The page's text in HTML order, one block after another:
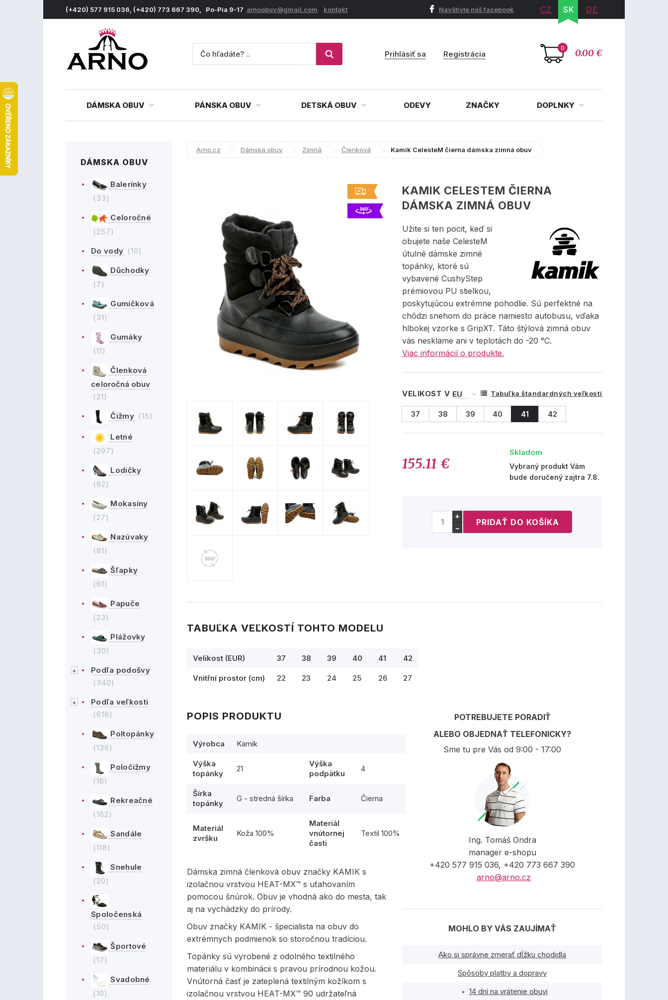
(+420) 577 915 036, (+420) 773 667 390, Po-Pia 9-17 arnoobuv@gmail.com kontakt Navštívte náš facebook CZ SK DE
0 0.00 €
Prihlásiť sa Registrácia
DÁMSKA OBUV PÁNSKA OBUV DETSKÁ OBUV ODEVY ZNAČKY DOPLNKY
DÁMSKA OBUV
Balerínky
(33)
Celoročné
(257)
Do vody (10)
Důchodky
(7)
Gumičková
(31)
Gumáky
(11)
Členková
celoročná obuv
(21)
Čižmy (15)
Letné
(297)
Lodičky
(92)
Mokasíny
(27)
Nazúvaky
(81)
Šľapky
(61)
Papuče
(23)
Plážovky
(30)
Podľa podošvy
(340)
Podľa veľkosti
(616)
Poltopánky
(136)
Poločižmy
(16)
Rekreačné
(162)
Sandále
(118)
Snehule
(20)
Spoločenská
(50)
Športové
(17)
Svadobné
(10)
Arno.cz Dámska obuv Zimná Členková Kamik CelesteM čierna dámska zimná obuv
KAMIK CELESTEM ČIERNA
DÁMSKA ZIMNÁ OBUV
Užite si ten pocit, keď si
obujete naše CelesteM
útulné dámske zimné
topánky, ktoré sú
vybavené CushyStep
prémiovou PU stielkou,
poskytujúcou extrémne pohodlie. Sú perfektné na
chôdzi snehom do práce namiesto autobusu, vďaka
hlbokej vzorke s GripXT. Táto štýlová zimná obuv
vás nesklame ani v teplotách do -20 °C.
Viac informácií o produkte.
VELIKOST V Tabuľka štandardných veľkostí
37 38 39 40 41 42
155.11 €
Skladom
Vybraný produkt Vám
bude doručený zajtra 7.8.
+
−
TABUĽKA VEĽKOSTÍ TOHTO MODELU
Velikost (EUR) 37 38 39 40 41 42
Vnitřní prostor (cm) 22 23 24 25 26 27
POPIS PRODUKTU
Výrobca Kamik
Výška
topánky
21
Výška
podpätku
4
Šírka
topánky
G - stredná šírka Farba Čierna
Materiál
zvršku
Koža 100%
Materiál
vnútornej
časti
Textil 100%
Dámska zimná členková obuv značky KAMIK s
izolačnou vrstvou HEAT-MX™ s uťahovaním
pomocou šnúrok. Obuv je vhodná ako do mesta, tak
aj na vychádzky do prírody.
Obuv značky KAMIK - špecialista na obuv do
extrémnych podmienok so storočnou tradíciou.
Topánky sú vyrobené z odolného textilného
materiálu v kombinácii s pravou prírodnou kožou.
Vnútorná časť je zateplená textilným kožíkom s
izolačnou vrstvou HEAT-MX™ 90 udržateľná
POTREBUJETE PORADIŤ
ALEBO OBJEDNAŤ TELEFONICKY?
Sme tu pre Vás od 9:00 - 17:00
Ing. Tomáš Ondra
manager e-shopu
+420 577 915 036, +420 773 667 390
arno@arno.cz
MOHLO BY VÁS ZAUJÍMAŤ
Ako si správne zmerať dĺžku chodidla
Spôsoby platby a dopravy
14 dní na vrátenie obuvi